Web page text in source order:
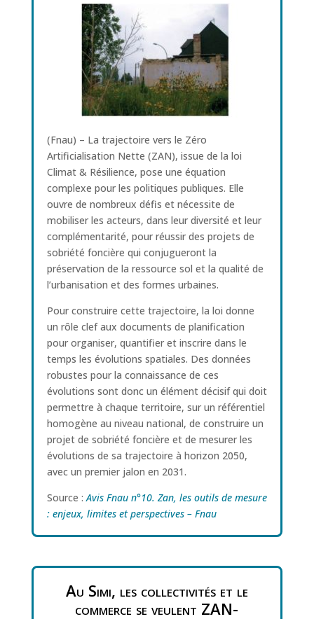
(Fnau) – La trajectoire vers le Zéro
Artificialisation Nette (ZAN), issue de la loi
Climat & Résilience, pose une équation
complexe pour les politiques publiques. Elle
ouvre de nombreux défis et nécessite de
mobiliser les acteurs, dans leur diversité et leur
complémentarité, pour réussir des projets de
sobriété foncière qui conjugueront la
préservation de la ressource sol et la qualité de
l’urbanisation et des formes urbaines.
Pour construire cette trajectoire, la loi donne
un rôle clef aux documents de planification
pour organiser, quantifier et inscrire dans le
temps les évolutions spatiales. Des données
robustes pour la connaissance de ces
évolutions sont donc un élément décisif qui doit
permettre à chaque territoire, sur un référentiel
homogène au niveau national, de construire un
projet de sobriété foncière et de mesurer les
évolutions de sa trajectoire à horizon 2050,
avec un premier jalon en 2031.
Source :Avis Fnau n°10. Zan, les outils de mesure
: enjeux, limites et perspectives – Fnau
Au Simi, les collectivités et le
commerce se veulent ZAN-